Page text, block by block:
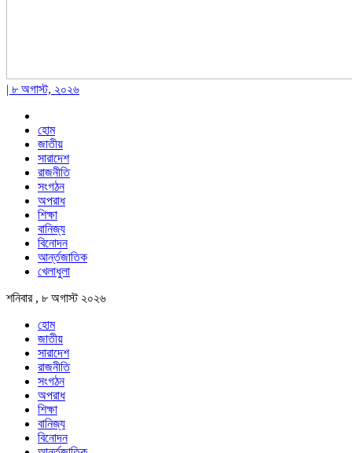
| ৮ অগাস্ট, ২০২৬
হোম
জাতীয়
সারাদেশ
রাজনীতি
সংগঠন
অপরাধ
শিক্ষা
বানিজ্য
বিনোদন
আর্ন্তজাতিক
খেলাধুলা
শনিবার , ৮ অগাস্ট ২০২৬
হোম
জাতীয়
সারাদেশ
রাজনীতি
সংগঠন
অপরাধ
শিক্ষা
বানিজ্য
বিনোদন